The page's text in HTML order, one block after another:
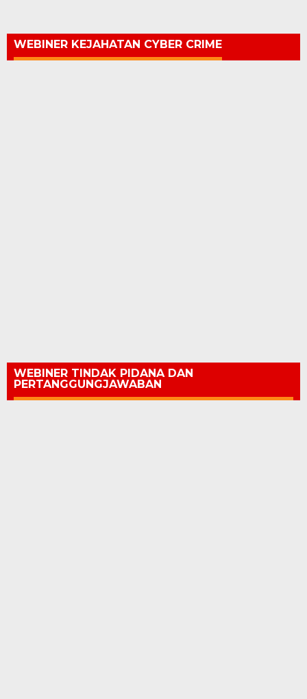
WEBINER KEJAHATAN CYBER CRIME
WEBINER TINDAK PIDANA DAN
PERTANGGUNGJAWABAN